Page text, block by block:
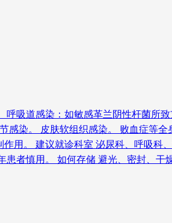
吸道感染：如敏感革兰阴性杆菌所
感染。 皮肤软组织感染。 败血症等全
用。 建议就诊科室 泌尿科、呼吸科
者慎用。 如何存储 避光、密封、干